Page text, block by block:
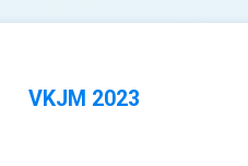
VKJM 2023